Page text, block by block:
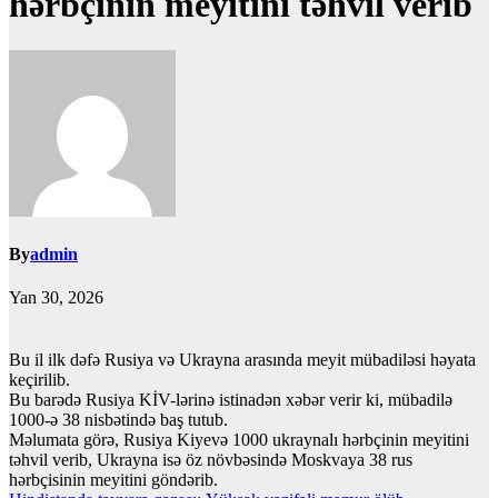
Byadmin
Yan 30, 2026
Bu il ilk dəfə Rusiya və Ukrayna arasında meyit mübadiləsi həyata
keçirilib.
Bu barədə Rusiya KİV-lərinə istinadən xəbər verir ki, mübadilə
1000-ə 38 nisbətində baş tutub.
Məlumata görə, Rusiya Kiyevə 1000 ukraynalı hərbçinin meyitini
təhvil verib, Ukrayna isə öz növbəsində Moskvaya 38 rus
hərbçisinin meyitini göndərib.